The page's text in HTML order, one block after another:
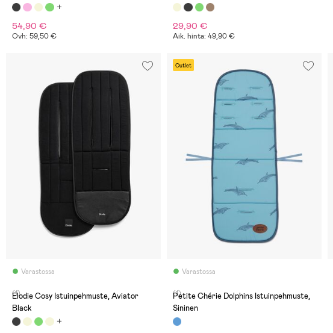
54,90 €
Ovh: 59,50 €
29,90 €
Aik. hinta: 49,90 €
Varastossa
(1)
Elodie Cosy Istuinpehmuste, Aviator
Black
Outlet
Varastossa
(1)
Petite Chérie Dolphins Istuinpehmuste,
Sininen